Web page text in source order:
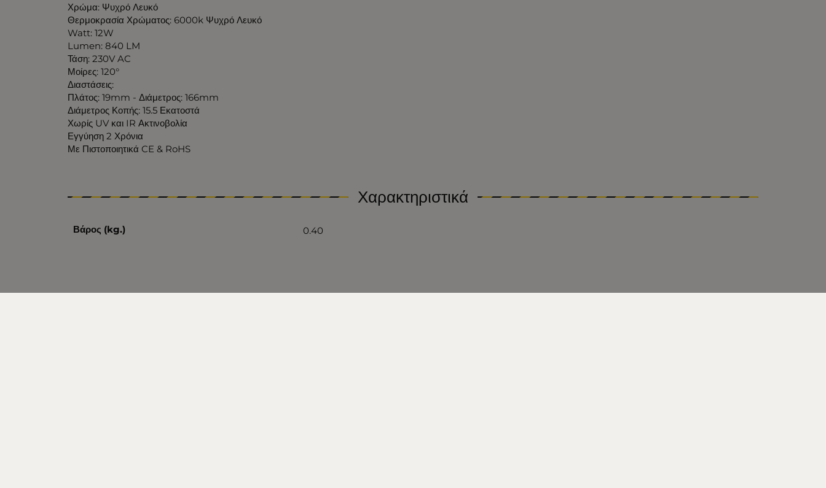
Χρώμα: Ψυχρό Λευκό
Θερμοκρασία Χρώματος: 6000k Ψυχρό Λευκό
Watt: 12W
Lumen: 840 LM
Τάση: 230V AC
Μοίρες: 120°
Διαστάσεις:
Πλάτος: 19mm - Διάμετρος: 166mm
Διάμετρος Κοπής: 15.5 Εκατοστά
Χωρίς UV και IR Ακτινοβολία
Εγγύηση 2 Χρόνια
Με Πιστοποιητικά CE & RoHS
Χαρακτηριστικά
Βάρος (kg.) 0.40